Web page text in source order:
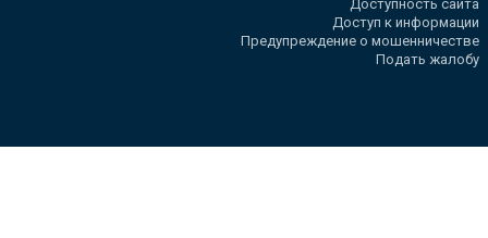
Доступность сайта
Доступ к информации
Предупреждение о мошенничестве
Подать жалобу